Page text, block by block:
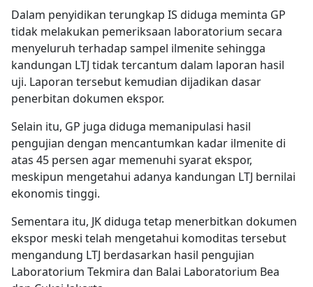
Dalam penyidikan terungkap IS diduga meminta GP
tidak melakukan pemeriksaan laboratorium secara
menyeluruh terhadap sampel ilmenite sehingga
kandungan LTJ tidak tercantum dalam laporan hasil
uji. Laporan tersebut kemudian dijadikan dasar
penerbitan dokumen ekspor.
Selain itu, GP juga diduga memanipulasi hasil
pengujian dengan mencantumkan kadar ilmenite di
atas 45 persen agar memenuhi syarat ekspor,
meskipun mengetahui adanya kandungan LTJ bernilai
ekonomis tinggi.
Sementara itu, JK diduga tetap menerbitkan dokumen
ekspor meski telah mengetahui komoditas tersebut
mengandung LTJ berdasarkan hasil pengujian
Laboratorium Tekmira dan Balai Laboratorium Bea